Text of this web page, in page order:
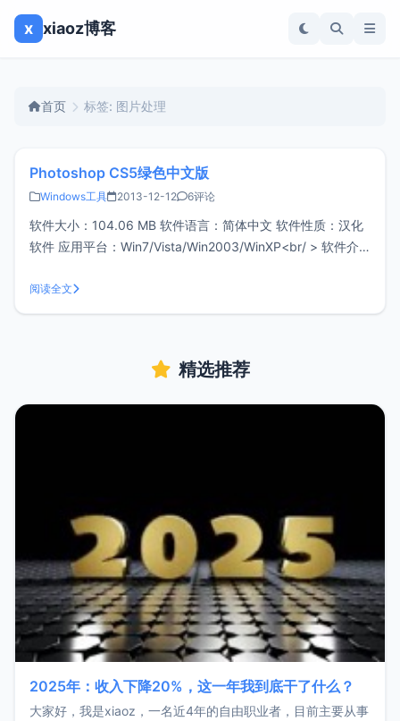
x xiaoz博客
首页 标签: 图片处理
Photoshop CS5绿色中文版
Windows工具 2013-12-12 6评论
软件大小：104.06 MB 软件语言：简体中文 软件性质：汉化
软件 应用平台：Win7/Vista/Win2003/WinXP<br/ > 软件介
体/英文正式版破解制作而成，只需要执行一次快速安装即可
使用。 Photo
阅读全文
精选推荐
2025年：收入下降20%，这一年我到底干了什么？
大家好，我是xiaoz，一名近4年的自由职业者，目前主要从事